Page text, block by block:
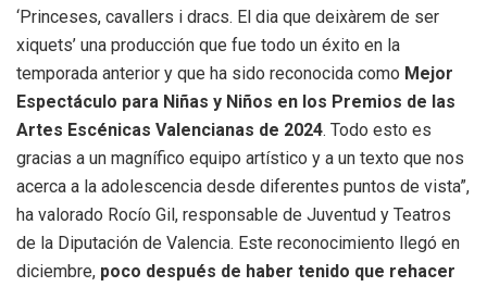
‘Princeses, cavallers i dracs. El dia que deixàrem de ser
xiquets’ una producción que fue todo un éxito en la
temporada anterior y que ha sido reconocida como Mejor
Espectáculo para Niñas y Niños en los Premios de las
Artes Escénicas Valencianas de 2024. Todo esto es
gracias a un magnífico equipo artístico y a un texto que nos
acerca a la adolescencia desde diferentes puntos de vista”,
ha valorado Rocío Gil, responsable de Juventud y Teatros
de la Diputación de Valencia. Este reconocimiento llegó en
diciembre, poco después de haber tenido que rehacer